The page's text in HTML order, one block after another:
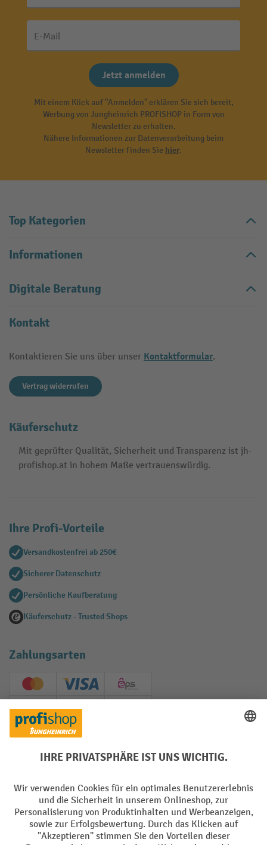
E-Mail
Jetzt anmelden
Mit einem Klick auf "Anmelden" erklären Sie sich bereit,
Werbung von Jungheinrich PROFISHOP in Form von
Newsletter zu erhalten.
Nähere Informationen zur Datenverarbeitung beim
Newsletter finden Sie hier.
Top Kategorien
Informationen
Digitale Beratung
Kontakt
Kontaktieren Sie uns über unser Kontaktformular.
Vertrag widerrufen
Käuferschutz
Mit geprüfter Qualität, Sicherheit und Transparenz ist jh-
profishop.at in hohem Maße vertrauenswürdig.
Ihre Profi-Vorteile
Versandkostenfrei ab 250€
Sicherer Datenschutz
Persönliche Kaufberatung
Käuferschutz - Trusted Shops
Zahlungsarten
Creditcard (Master)Creditcard (Visa)
EPS
PayPal
Soziale Netzwerke
Impressum Datenschutz